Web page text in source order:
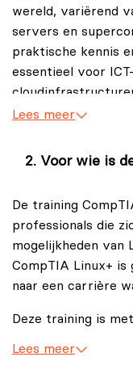
wereld, variërend
servers en
praktische kennis
essentieel voor
of netwerkbeheer
training die
en valideren. Deze
de
erkende ICT-
de fundamentele
die nodig zijn in
De training
Lees meer
Voor wie is
De training
professionals die
mogelijkheden van
CompTIA Linux+
naar een carrière
Deze training is
Lees meer